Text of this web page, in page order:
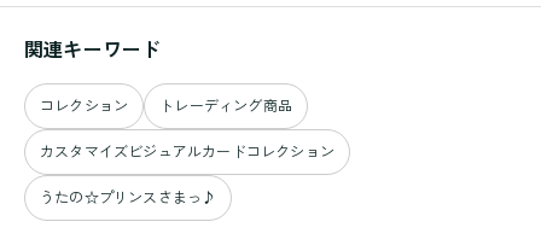
関連キーワード
コレクション トレーディング商品
カスタマイズビジュアルカードコレクション
うたの☆プリンスさまっ♪